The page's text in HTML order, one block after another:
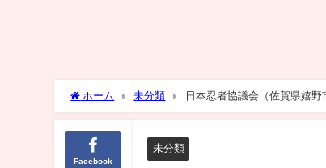
ホーム 未分類 日本忍者協議会（佐賀県嬉野
Facebook
未分類